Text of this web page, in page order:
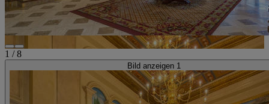
1 /8
Bild anzeigen 1